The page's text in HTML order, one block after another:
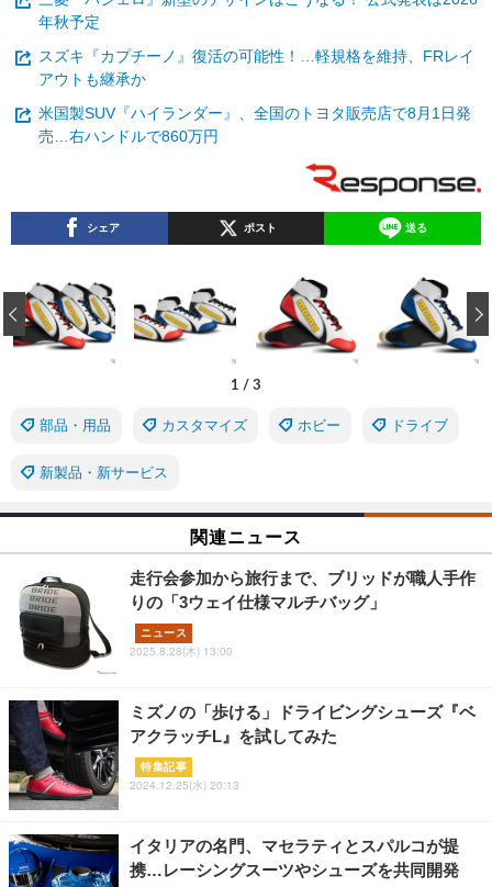
年秋予定
スズキ『カプチーノ』復活の可能性！…軽規格を維持、FRレイ
アウトも継承か
米国製SUV『ハイランダー』、全国のトヨタ販売店で8月1日発
売…右ハンドルで860万円
シェア ポスト 送る
1 / 3
‹
部品・用品 カスタマイズ ホビー ドライブ
新製品・新サービス
関連ニュース
走行会参加から旅行まで、ブリッドが職人手作
りの「3ウェイ仕様マルチバッグ」
ニュース
2025.8.28(木) 13:00
ミズノの「歩ける」ドライビングシューズ『ベ
アクラッチL』を試してみた
特集記事
2024.12.25(水) 20:13
イタリアの名門、マセラティとスパルコが提
携…レーシングスーツやシューズを共同開発